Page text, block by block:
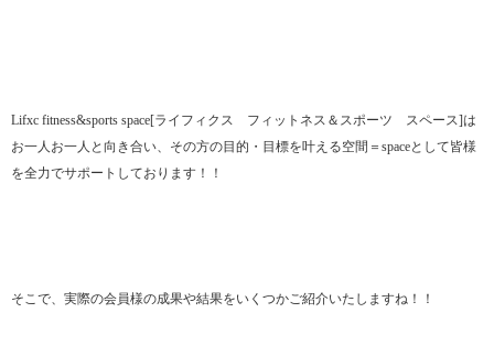
Lifxc fitness&sports space[ライフィクス フィットネス＆スポーツ スペース]は
お一人お一人と向き合い、その方の目的・目標を叶える空間＝spaceとして皆様
を全力でサポートしております！！
そこで、実際の会員様の成果や結果をいくつかご紹介いたしますね！！